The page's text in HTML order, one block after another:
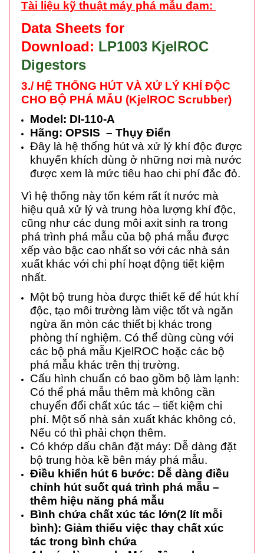
Tài liệu kỹ thuật máy phá mẫu đạm:
Data Sheets for
Download: LP1003 KjelROC
Digestors
3./ HỆ THỐNG HÚT VÀ XỬ LÝ KHÍ ĐỘC
CHO BỘ PHÁ MẪU (KjelROC Scrubber)
Model: DI-110-A
Hãng: OPSIS – Thụy Điển
Đây là hệ thống hút và xử lý khí độc được
khuyến khích dùng ở những nơi mà nước
được xem là mức tiêu hao chi phí đắc đỏ.
Vì hệ thống này tốn kém rất ít nước mà
hiệu quả xử lý và trung hòa lượng khí độc,
cũng như các dung môi axit sinh ra trong
phá trình phá mẫu của bộ phá mẫu được
xếp vào bậc cao nhất so với các nhà sản
xuất khác với chi phí hoạt động tiết kiệm
nhất.
Một bộ trung hòa được thiết kế để hút khí
độc, tạo môi trường làm việc tốt và ngăn
ngừa ăn mòn các thiết bị khác trong
phòng thí nghiệm. Có thể dùng cùng với
các bộ phá mẫu KjelROC hoặc các bộ
phá mẫu khác trên thị trường.
Cấu hình chuẩn có bao gồm bộ làm lạnh:
Có thể phá mẫu thêm mà không cần
chuyển đổi chất xúc tác – tiết kiệm chi
phí. Một số nhà sản xuất khác không có,
Nếu có thì phải chọn thêm.
Có khớp dấu chân đặt máy: Dễ dàng đặt
bộ trung hòa kề bên máy phá mẫu.
Điều khiển hút 6 bước: Dễ dàng điều
chỉnh hút suốt quá trình phá mẫu –
thêm hiệu năng phá mẫu
Bình chứa chất xúc tác lớn(2 lít mỗi
bình): Giảm thiểu việc thay chất xúc
tác trong bình chứa